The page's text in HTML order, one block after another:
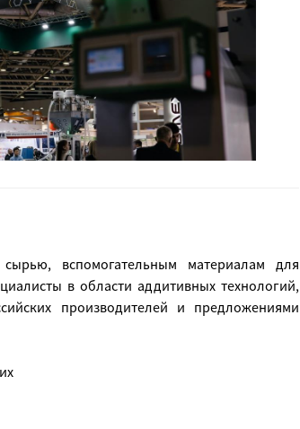
вспомогательным материалам для
в области аддитивных технологий,
производителей и предложениями